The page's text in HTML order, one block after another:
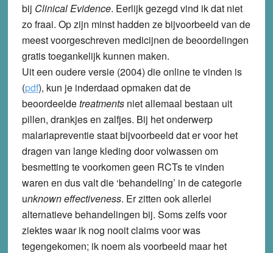
bij Clinical Evidence. Eerlijk gezegd vind ik dat niet
zo fraai. Op zijn minst hadden ze bijvoorbeeld van de
meest voorgeschreven medicijnen de beoordelingen
gratis toegankelijk kunnen maken.
Uit een oudere versie (2004) die online te vinden is
(pdf), kun je inderdaad opmaken dat de
beoordeeldetreatmentsniet allemaal bestaan uit
pillen, drankjes en zalfjes. Bij het onderwerp
malariapreventie staat bijvoorbeeld dat er voor het
dragen van lange kleding door volwassen om
besmetting te voorkomen geen RCTs te vinden
waren en dus valt die ‘behandeling’ in de categorie
unknown effectiveness. Er zitten ook allerlei
alternatieve behandelingen bij. Soms zelfs voor
ziektes waar ik nog nooit claims voor was
tegengekomen; ik noem als voorbeeld maar het